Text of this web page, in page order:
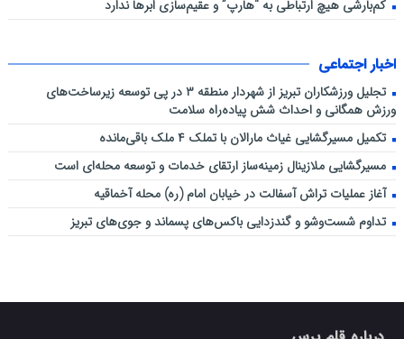
کم‌بارشی هیچ ارتباطی به “هارپ” و عقیم‌سازی ابرها ندارد
اخبار اجتماعی
تجلیل ورزشکاران تبریز از شهردار منطقه ۳ در پی توسعه زیرساخت‌های
ورزش همگانی و احداث شش پیاده‌راه سلامت
تکمیل مسیرگشایی غیاث مارالان با تملک ۴ ملک باقی‌مانده
مسیرگشایی ملازینال زمینه‌ساز ارتقای خدمات و توسعه محله‌ای است
آغاز عملیات تراش آسفالت در خیابان امام (ره) محله آخماقیه
تداوم شست‌وشو و گندزدایی باکس‌های پسماند و جوی‌های تبریز